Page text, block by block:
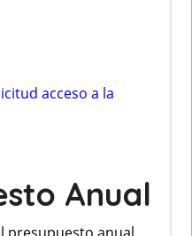
acceso a la
Anual